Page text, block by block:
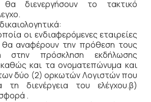
διενεργήσουν το τακτικό
οι ενδιαφερόμενες εταιρείες
θα αναφέρουν την πρόθεση τους
στην πρόσκληση εκδήλωσης
και τα ονοματεπώνυμα και
δύο (2) ορκωτών Λογιστών που
τη διενέργεια του ελέγχου.β)
.